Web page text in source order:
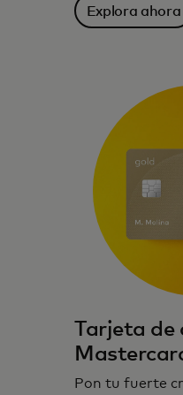
Explora ahora
Tarjeta de
Pon tu fuerte